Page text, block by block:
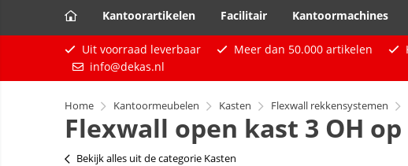
Kantoorartikelen Facilitair Kantoormachines
Uit voorraad leverbaar Meer dan 50.000 artikelen
info@dekas.nl
Home Kantoormeubelen Kasten Flexwall rekkensystemen
Flexwall open kast 3 OH
Bekijk alles uit de categorie Kasten